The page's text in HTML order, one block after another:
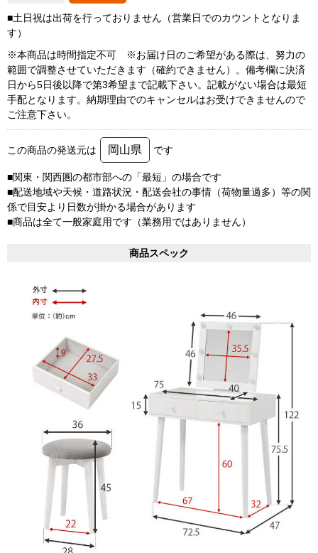
■土日祝は出荷を行っておりません（営業日でのカウントとなりま
す）
※本商品は時間指定不可 ※お届け日のご希望がある際は、努力の
範囲で調整させていただきます（確約できません）。備考欄に決済
日から5日後以降で第3希望まで記載下さい。記載がない場合は最短
手配となります。納期理由でのキャンセルはお受けできませんので
ご注意下さい。
この商品の発送元は 岡山県 です
■関東・関西圏の都市部への「最短」の場合です
■配送地域や天候・道路状況・配送会社の事情（荷物量過多）等の関
係で目安より日数が掛かる場合があります
■商品は全て一般家庭用です（業務用ではありません）
商品スペック